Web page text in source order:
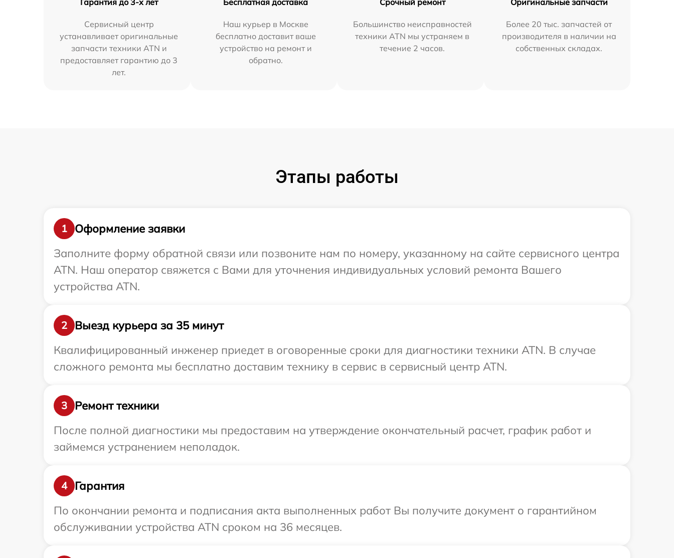
Гарантия до 3-х лет
Сервисный центр
устанавливает оригинальные
запчасти техники ATN и
предоставляет гарантию до 3
лет.
Бесплатная доставка
Наш курьер в Москве
бесплатно доставит ваше
устройство на ремонт и
обратно.
Срочный ремонт
Большинство неисправностей
техники ATN мы устраняем в
течение 2 часов.
Оригинальные запчасти
Более 20 тыс. запчастей от
производителя в наличии на
собственных складах.
Этапы работы
1
Оформление заявки
Заполните форму обратной связи или позвоните нам по номеру, указанному на сайте сервисного центра
ATN. Наш оператор свяжется с Вами для уточнения индивидуальных условий ремонта Вашего
устройства ATN.
2
Выезд курьера за 35 минут
Квалифицированный инженер приедет в оговоренные сроки для диагностики техники ATN. В случае
сложного ремонта мы бесплатно доставим технику в сервис в сервисный центр ATN.
3
Ремонт техники
После полной диагностики мы предоставим на утверждение окончательный расчет, график работ и
займемся устранением неполадок.
4
Гарантия
По окончании ремонта и подписания акта выполненных работ Вы получите документ о гарантийном
обслуживании устройства ATN сроком на 36 месяцев.